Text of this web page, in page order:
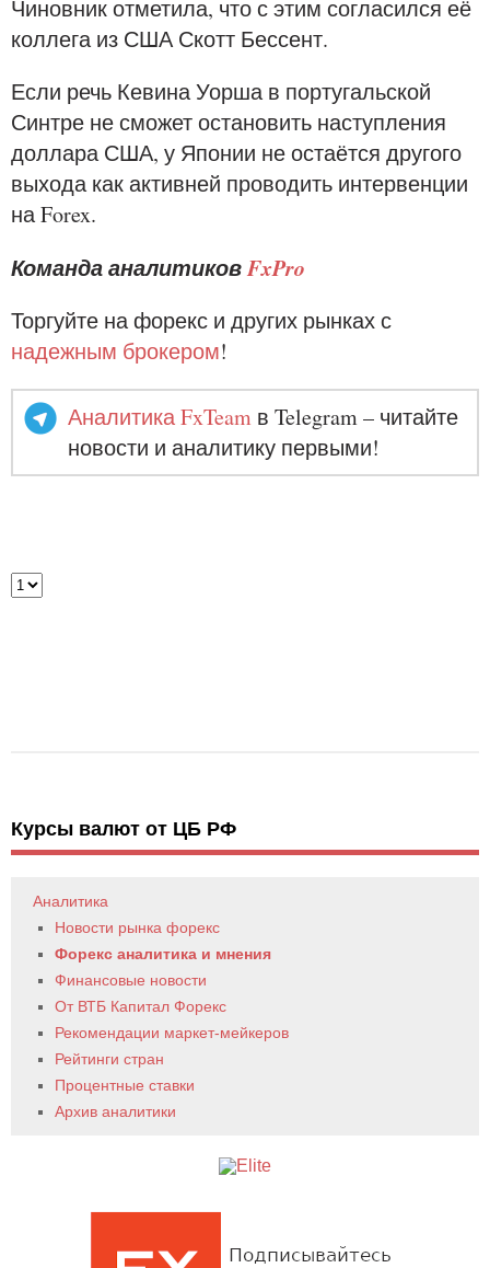
Чиновник отметила, что с этим согласился её
коллега из США Скотт Бессент.
Если речь Кевина Уорша в португальской
Синтре не сможет остановить наступления
доллара США, у Японии не остаётся другого
выхода как активней проводить интервенции
на Forex.
Команда аналитиковFxPro
Торгуйте на форекс и других рынках с
надежным брокером!
Аналитика FxTeam в Telegram – читайте
новости и аналитику первыми!
Курсы валют от ЦБ РФ
Аналитика
Новости рынка форекс
Форекс аналитика и мнения
Финансовые новости
От ВТБ Капитал Форекс
Рекомендации маркет-мейкеров
Рейтинги стран
Процентные ставки
Архив аналитики